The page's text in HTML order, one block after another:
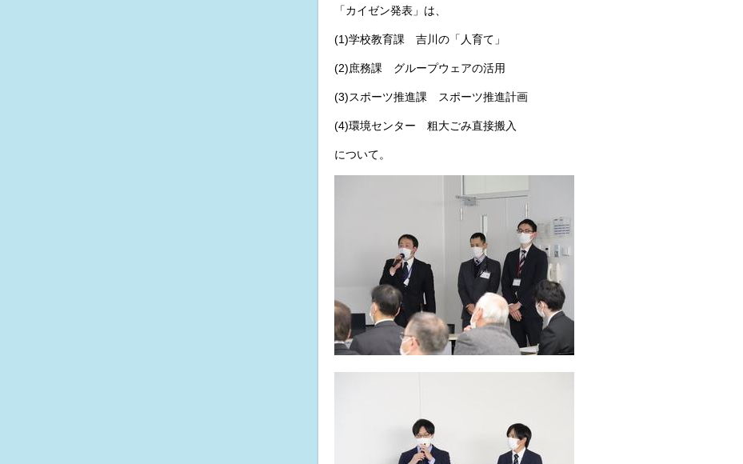
「カイゼン発表」は、
(1)学校教育課 吉川の「人育て」
(2)庶務課 グループウェアの活用
(3)スポーツ推進課 スポーツ推進計画
(4)環境センター 粗大ごみ直接搬入
について。